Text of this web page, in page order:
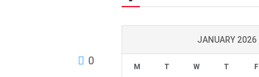
0
JANUARY 2026
M T W T F